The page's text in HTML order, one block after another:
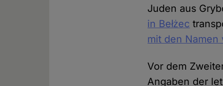
Juden aus
in Bełżec
mit den Namen
Vor dem
Angaben der